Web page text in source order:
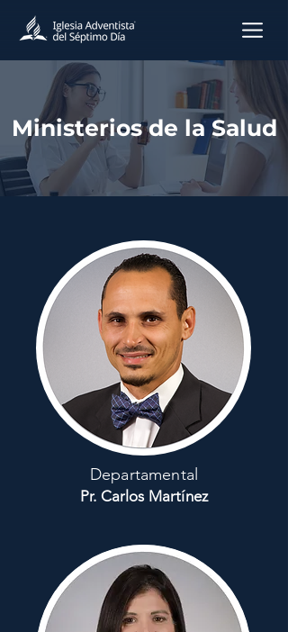
Ministerios de la Salud
Departamental
Pr. Carlos Martínez